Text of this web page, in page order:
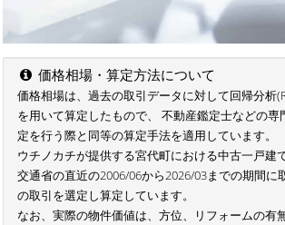
価格相場・算定方法について
価格相場は、過去の取引データに対して回帰分析
を用いて算定したもので、 不動産鑑定士などの専
定を行う際と同等の算定手法を適用しています。
ウチノカチが提供する宮代町における中古一戸建
交通省の直近の2006/06から2026/03までの期間に
の取引を選定し算定しています。
なお、実際の物件価値は、方位、リフォームの有